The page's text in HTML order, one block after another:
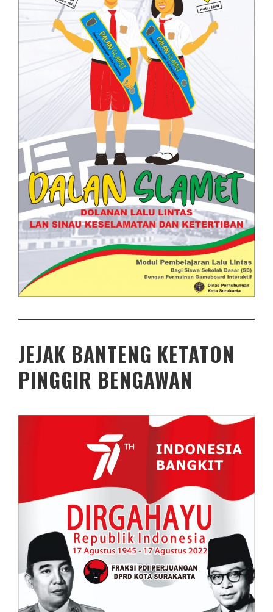
JEJAK BANTENG KETATON
PINGGIR BENGAWAN